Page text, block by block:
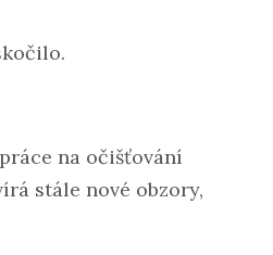
na očišťování
stále nové obzory,